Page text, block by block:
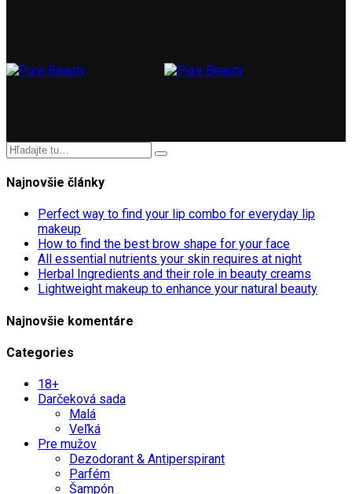
Najnovšie články
Perfect way to find your lip combo for everyday lip
makeup
How to find the best brow shape for your face
All essential nutrients your skin requires at night
Herbal Ingredients and their role in beauty creams
Lightweight makeup to enhance your natural beauty
Najnovšie komentáre
Categories
18+
Darčeková sada
Malá
Veľká
Pre mužov
Dezodorant & Antiperspirant
Parfém
Šampón